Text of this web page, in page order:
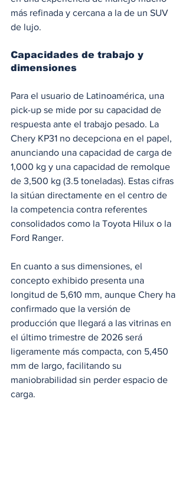
más refinada y cercana a la de un SUV
de lujo.
Capacidades de trabajo y
dimensiones
Para el usuario de Latinoamérica, una
pick-up se mide por su capacidad de
respuesta ante el trabajo pesado. La
Chery KP31 no decepciona en el papel,
anunciando una capacidad de carga de
1,000 kg y una capacidad de remolque
de 3,500 kg (3.5 toneladas). Estas cifras
la sitúan directamente en el centro de
la competencia contra referentes
consolidados como la Toyota Hilux o la
Ford Ranger.
En cuanto a sus dimensiones, el
concepto exhibido presenta una
longitud de 5,610 mm, aunque Chery ha
confirmado que la versión de
producción que llegará a las vitrinas en
el último trimestre de 2026 será
ligeramente más compacta, con 5,450
mm de largo, facilitando su
maniobrabilidad sin perder espacio de
carga.